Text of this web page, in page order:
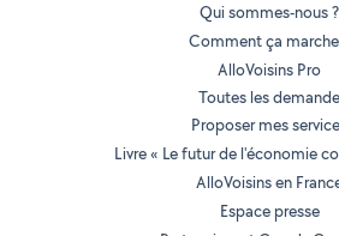
Qui sommes-nous ?
Comment ça
AlloVoisins Pro
Toutes les
Proposer mes
Livre « Le futur de l'économie
AlloVoisins en
Espace presse